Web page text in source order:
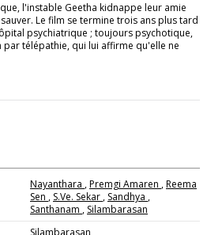
l'instable Geetha kidnappe leur amie
Le film se termine trois ans plus tard
psychiatrique ; toujours psychotique,
par télépathie, qui lui affirme qu'elle ne
Nayanthara ,Premgi Amaren ,Reema
Sen , S.Ve. Sekar , Sandhya ,
Santhanam , Silambarasan
Silambarasan